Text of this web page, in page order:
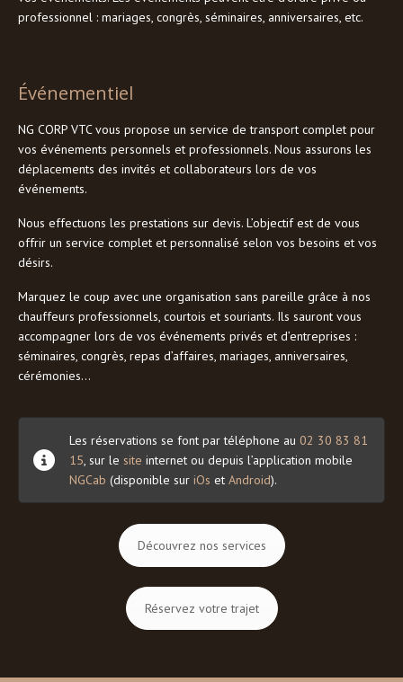
professionnel : mariages, congrès, séminaires, anniversaires, etc.
Événementiel
NG CORP VTC vous propose un service de transport complet pour
vos événements personnels et professionnels. Nous assurons les
déplacements des invités et collaborateurs lors de vos
événements.
Nous effectuons les prestations sur devis. L’objectif est de vous
offrir un service complet et personnalisé selon vos besoins et vos
désirs.
Marquez le coup avec une organisation sans pareille grâce à nos
chauffeurs professionnels, courtois et souriants. Ils sauront vous
accompagner lors de vos événements privés et d’entreprises :
séminaires, congrès, repas d’affaires, mariages, anniversaires,
cérémonies…
Les réservations se font par téléphone au 02 30 83 81
15, sur le site internet ou depuis l’application mobile
NGCab (disponible sur iOs et Android).
Découvrez nos services
Réservez votre trajet